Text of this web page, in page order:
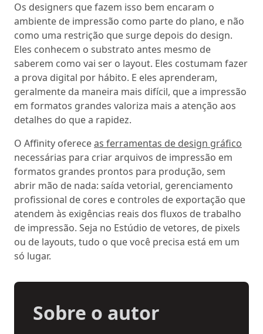
Os designers que fazem isso bem encaram o
ambiente de impressão como parte do plano, e não
como uma restrição que surge depois do design.
Eles conhecem o substrato antes mesmo de
saberem como vai ser o layout. Eles costumam fazer
a prova digital por hábito. E eles aprenderam,
geralmente da maneira mais difícil, que a impressão
em formatos grandes valoriza mais a atenção aos
detalhes do que a rapidez.
O Affinity ofereceas ferramentas de design gráfico
necessárias para criar arquivos de impressão em
formatos grandes prontos para produção, sem
abrir mão de nada: saída vetorial, gerenciamento
profissional de cores e controles de exportação que
atendem às exigências reais dos fluxos de trabalho
de impressão. Seja no Estúdio de vetores, de pixels
ou de layouts, tudo o que você precisa está em um
só lugar.
Sobre o autor